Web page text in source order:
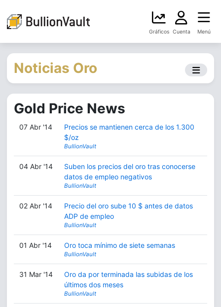
Gráficos Cuenta Menú
Noticias Oro
Gold Price News
07 Abr '14
Precios se mantienen cerca de los 1.300
$/oz
BullionVault
04 Abr '14
Suben los precios del oro tras conocerse
datos de empleo negativos
BullionVault
02 Abr '14
Precio del oro sube 10 $ antes de datos
ADP de empleo
BullionVault
01 Abr '14 Oro toca mínimo de siete semanas
BullionVault
31 Mar '14
Oro da por terminada las subidas de los
últimos dos meses
BullionVault